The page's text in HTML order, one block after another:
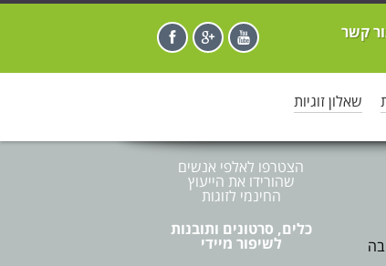
קשר f g y
שאלון זוגיות
הצטרפו לאלפי אנשים
שהורידו את הייעוץ
החינמי לזוגות
כלים, סרטונים ותובנות
לשיפור מיידי